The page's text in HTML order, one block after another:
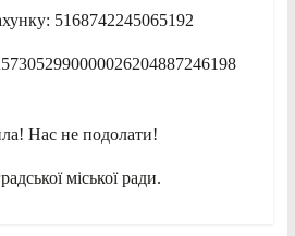
5168742245065192
Нас не подолати!
міської ради.